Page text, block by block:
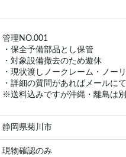
管理NO.001
・保全予備部品とし保管
・対象設備撤去のため遊休
・現状渡しノークレーム・ノー
・詳細の質問があればメールに
※送料込みですが沖縄・離島は
静岡県菊川市
現物確認のみ